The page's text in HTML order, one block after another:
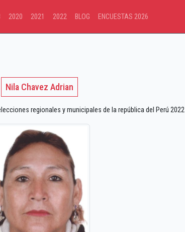
2020 2021 2022 BLOG ENCUESTAS 2026
Nila Chavez Adrian
regionales y municipales de la república del Perú 2022